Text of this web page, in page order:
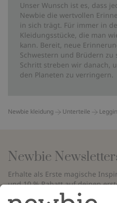
Unser Wunsch ist es, dass
Newbie die wertvollen
in sich trägt. Für immer in
Kleidungsstücke, die man
kann. Bereit, neue
Schwestern und Brüdern zu
Schritt streben wir danach,
den Planeten zu verringern.
Newbie kleidung Unterteile
Newbie
Erhalte als Erste magische
und 10 % Rabatt auf deinen
*Gilt nur für deine erste Bestellung